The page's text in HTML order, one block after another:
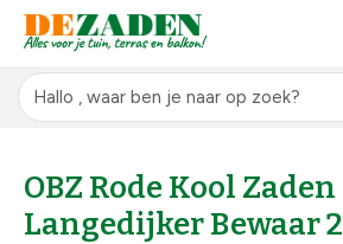
OBZ Rode Kool Zaden
Langedijker Bewaar 2